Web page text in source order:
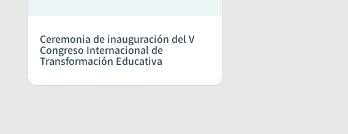
Ceremonia de inauguración del V
Congreso Internacional de
Transformación Educativa